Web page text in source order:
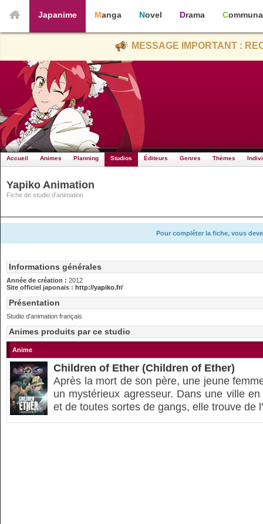
Japanime Manga Novel Drama
MESSAGE IMPORTANT :
Accueil Animes Planning Studios Éditeurs Genres Thèmes
Yapiko Animation
Fiche de studio d'animation
Pour compléter la fiche, vous
Informations générales
Année de création : 2012
Site officiel japonais : http://yapiko.fr/
Présentation
Studio d'animation français
Animes produits par ce studio
Anime
Children of Ether (Children of Ether)
Après la mort de son père, une jeune
un mystérieux agresseur. Dans une ville
et de toutes sortes de gangs, elle trouve de